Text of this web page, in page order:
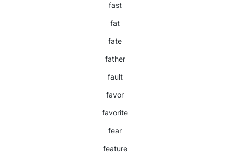
fast
fat
fate
father
fault
favor
favorite
fear
feature